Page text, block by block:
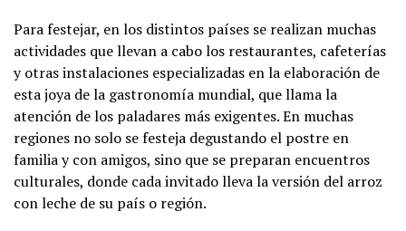
Para festejar, en los distintos países se realizan muchas
actividades que llevan a cabo los restaurantes, cafeterías
y otras instalaciones especializadas en la elaboración de
esta joya de la gastronomía mundial, que llama la
atención de los paladares más exigentes. En muchas
regiones no solo se festeja degustando el postre en
familia y con amigos, sino que se preparan encuentros
culturales, donde cada invitado lleva la versión del arroz
con leche de su país o región.